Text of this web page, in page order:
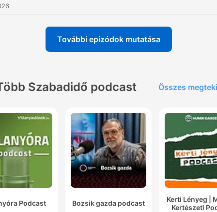
További epizódok mutatása
Szabadidő podcast Összes
Podcast Bozsik gazda podcast
Kerti Lényeg |
Kertészeti